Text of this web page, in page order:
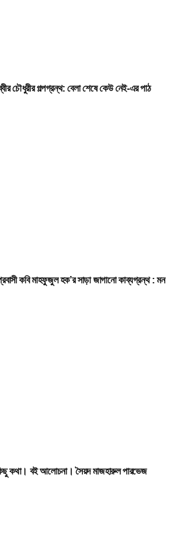
চৌধুরীর গল্পগ্রন্থ: বেলা শেষে কেউ নেই-এর পাঠ
কবি মাহফুজুল হক’র সাড়া জাগানো কাব্যগ্রন্থ : মন
কথা। বই আলোচনা। সৈয়দ মাজহারুল পারভেজ